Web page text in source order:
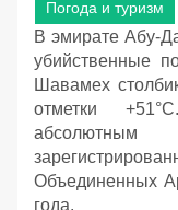
Погода и туризм
В эмирате Абу-
убийственные
Шавамех
отметки
абсолютным
Объединенных
года.